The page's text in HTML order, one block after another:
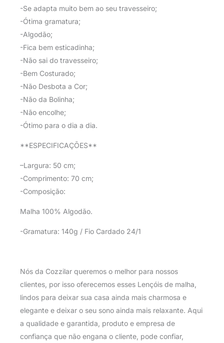
-Se adapta muito bem ao seu travesseiro;
-Ótima gramatura;
-Algodão;
-Fica bem esticadinha;
-Não sai do travesseiro;
-Bem Costurado;
-Não Desbota a Cor;
-Não da Bolinha;
-Não encolhe;
-Ótimo para o dia a dia.
**ESPECIFICAÇÕES**
–Largura: 50 cm;
-Comprimento: 70 cm;
-Composição:
Malha 100% Algodão.
-Gramatura: 140g / Fio Cardado 24/1
Nós da Cozzilar queremos o melhor para nossos
clientes, por isso oferecemos esses Lençóis de malha,
lindos para deixar sua casa ainda mais charmosa e
elegante e deixar o seu sono ainda mais relaxante. Aqui
a qualidade e garantida, produto e empresa de
confiança que não engana o cliente, pode confiar,